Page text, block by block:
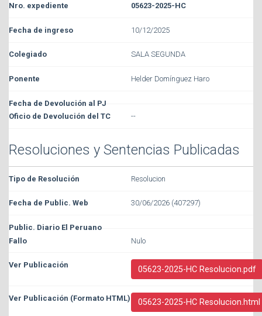
05623-2025-HC
10/12/2025
SALA SEGUNDA
Helder Domínguez Haro
--
Resoluciones y Sentencias Publicadas
Resolucion
30/06/2026 (407297)
Nulo
05623-2025-HC Resolucion.pdf
05623-2025-HC Resolucion.html